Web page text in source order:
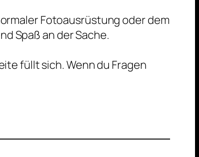
Fotoausrüstung oder dem
Spaß an der Sache.
füllt sich. Wenn du Fragen